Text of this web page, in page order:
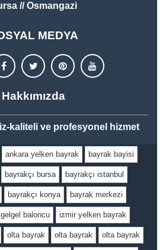
// Osmangazi
MEDYA
Hakkımızda
kaliteli ve profesyonel hizmet
ankara yelken bayrak bayrak bayisi
bayrakçı bursa bayrakçı istanbul
bayrakçı konya bayrak merkezi
gelgel baloncu izmir yelken bayrak
olta bayrak olta bayrak olta bayrak